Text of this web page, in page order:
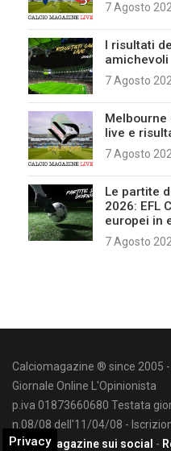
7 Agosto
I risultati
amichevoli
7 Agosto
Melbourne
live e
7 Agosto
Le partite
2026: EFL
europei in
7 Agosto
Calciomagazine ® since 2005
Giornale Online L'Opinionista
p.iva 01873660680 Testata
n.08/08 dell'11/04/08 -
Calciomagazine sui social -
Privacy